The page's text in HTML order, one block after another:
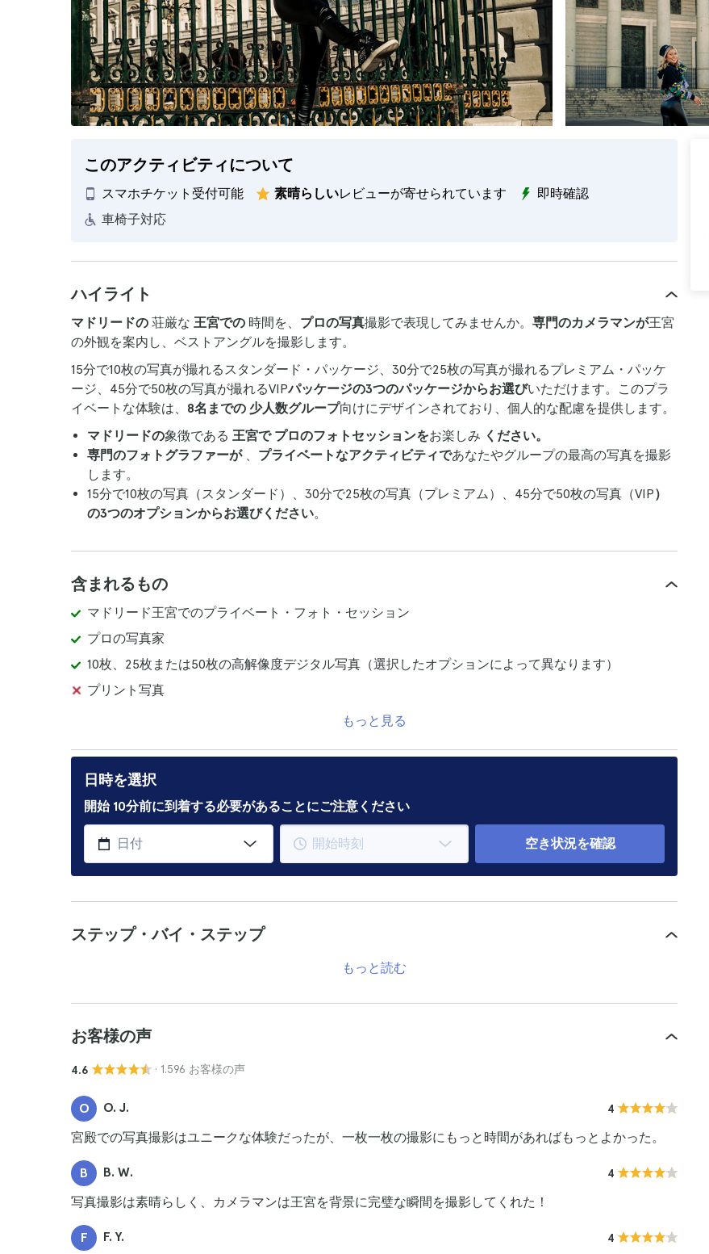
このアクティビティについて
スマホチケット受付可能
車椅子対応
素晴らしいレビューが寄せられています 即時確認
ハイライト
マドリードの 荘厳な 王宮での 時間を、 プロの写真撮影で表現してみませんか。 専門のカメラマンが王宮
の外観を案内し、ベストアングルを撮影します。
15分で10枚の写真が撮れるスタンダード・パッケージ、30分で25枚の写真が撮れるプレミアム・パッケ
ージ、45分で50枚の写真が撮れるVIPパッケージの3つのパッケージからお選びいただけます。このプラ
イベートな体験は、 8名までの 少人数グループ向けにデザインされており、個人的な配慮を提供します。
マドリードの象徴である 王宮で プロのフォトセッションをお楽しみ ください。
専門のフォトグラファーが 、 プライベートなアクティビティであなたやグループの最高の写真を撮影
します。
15分で10枚の写真（スタンダード）、30分で25枚の写真（プレミアム）、45分で50枚の写真（VIP）
の3つのオプションからお選びください。
含まれるもの
マドリード王宮でのプライベート・フォト・セッション
プロの写真家
10枚、25枚または50枚の高解像度デジタル写真（選択したオプションによって異なります）
プリント写真
もっと見る
日時を選択
開始 10分前に到着する必要があることにご注意ください
空き状況を確認
ステップ・バイ・ステップ
もっと読む
お客様の声
4.6 · 1.596 お客様の声
O O. J. 4
宮殿での写真撮影はユニークな体験だったが、一枚一枚の撮影にもっと時間があればもっとよかった。
B B. W. 4
写真撮影は素晴らしく、カメラマンは王宮を背景に完璧な瞬間を撮影してくれた！
F F. Y. 4